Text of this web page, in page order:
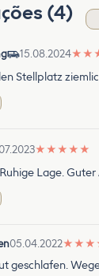
(4)
15.08.2024★ ★
Stellplatz
★ ★ ★ ★ ★
Lage.
05.04.2022★ ★ ★
geschlafen.